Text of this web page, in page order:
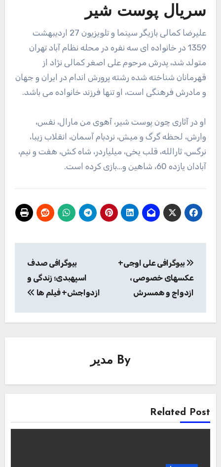
سریال پوست شیر
علیرضا کمالی بازیگر سینما و تلویزیون 27 اردیبهشت
1359 در خانواده ای سه نفره در محله نظام آباد تهران
متولد شد، پدرش مرحوم علی اصغر کمالی نژاد از
قهرمانان شناخته شده رشته پرورش اندام در ایران و جهان
و مادرش فرهنگی است، او تنها فرزند خانواده می باشد.
او در آثاری چون پوست شیر، آهوی من مارال، نفس،
وارش، لحظه گرگ و میش، نردبام آسمان، انقلاب زیبا،
نرگس، ثارالله، قلب یخی، میلیاردر، شاه کش، هفت و نیم،
آبادان یازده 60، شاهین و…بازی کرده است.
نوشته
بیوگرافی علی اوجی+
عکسهای خصوصی،
ازدواج و همسرش
بیوگرافی صدف
اسپهبدی؛ زندگی و
ازدواجش+ فیلم ها
By مدیر
Related Post